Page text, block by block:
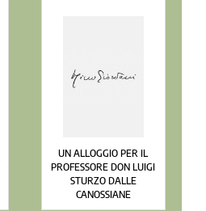
UN ALLOGGIO PER IL
PROFESSORE DON LUIGI
STURZO DALLE
CANOSSIANE